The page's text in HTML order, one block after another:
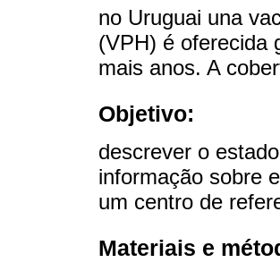
no Uruguai una
(VPH) é oferecida
mais anos. A
Objetivo:
descrever o
informação sobre
um centro de
Materiais e